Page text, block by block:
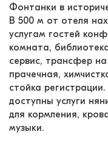
Фонтанки в
В 500 м от отеля
услугам гостей
комната,
сервис, трансфер
прачечная,
стойка
доступны услуги
для кормления,
музыки.